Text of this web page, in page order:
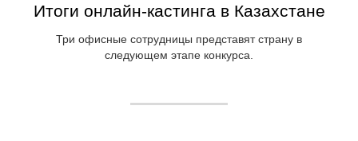
Итоги онлайн-кастинга в Казахстане
Три офисные сотрудницы представят страну в
следующем этапе конкурса.